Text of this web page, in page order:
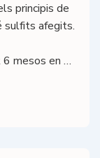
principis de
sulfits afegits.
6 mesos en …